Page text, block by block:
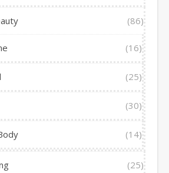
(86)
(16)
(25)
(30)
(14)
(25)